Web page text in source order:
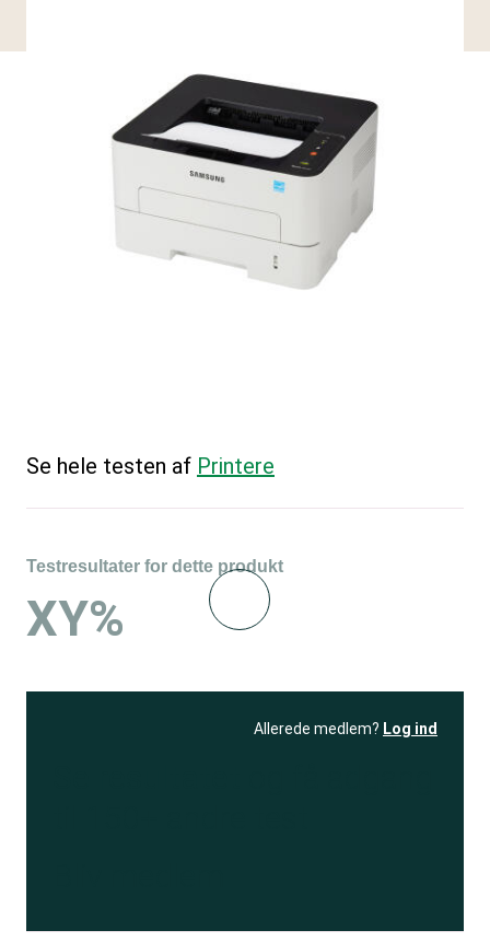
Se hele testen af Printere
Testresultater for dette produkt
XY%
Allerede medlem? Log ind